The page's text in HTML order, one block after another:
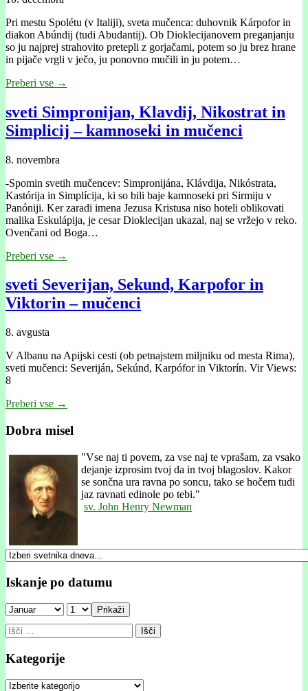
Pri mestu Spolétu (v Italiji), sveta mučenca: duhovnik Kárpofor in
diakon Abúndij (tudi Abudantij). Ob Dioklecijanovem preganjanju
so ju najprej strahovito pretepli z gorjačami, potem so ju brez hrane
in pijače vrgli v ječo, ju ponovno mučili in ju potem…
Preberi vse →
sveti Simpronijan, Klavdij, Nikostrat in
Simplicij – kamnoseki in mučenci
8. novembra
-Spomin svetih mučencev: Simpronijána, Klávdija, Nikóstrata,
Kastórija in Simplícija, ki so bili baje kamnoseki pri Sirmiju v
Panóniji. Ker zaradi imena Jezusa Kristusa niso hoteli oblikovati
malika Eskulápija, je cesar Dioklecijan ukazal, naj se vržejo v reko.
Ovenčani od Boga…
Preberi vse →
sveti Severijan, Sekund, Karpofor in
Viktorin – mučenci
8. avgusta
V Albanu na Apijski cesti (ob petnajstem miljniku od mesta Rima),
sveti mučenci: Severiján, Sekúnd, Karpófor in Viktorín. Vir Views:
8
Preberi vse →
Dobra misel
"Vse naj ti povem, za vse naj te vprašam, za vsako
dejanje izprosim tvoj da in tvoj blagoslov. Kakor
se sončna ura ravna po soncu, tako se hočem tudi
jaz ravnati edinole po tebi."
sv. John Henry Newman
Iskanje po datumu
Prikaži
Išči:
Kategorije
Kategorije